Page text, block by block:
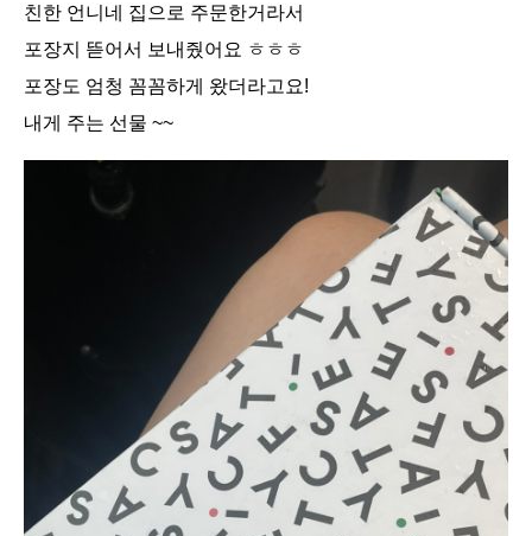
친한 언니네 집으로 주문한거라서
포장지 뜯어서 보내줬어요 ㅎㅎㅎ
포장도 엄청 꼼꼼하게 왔더라고요!
내게 주는 선물 ~~